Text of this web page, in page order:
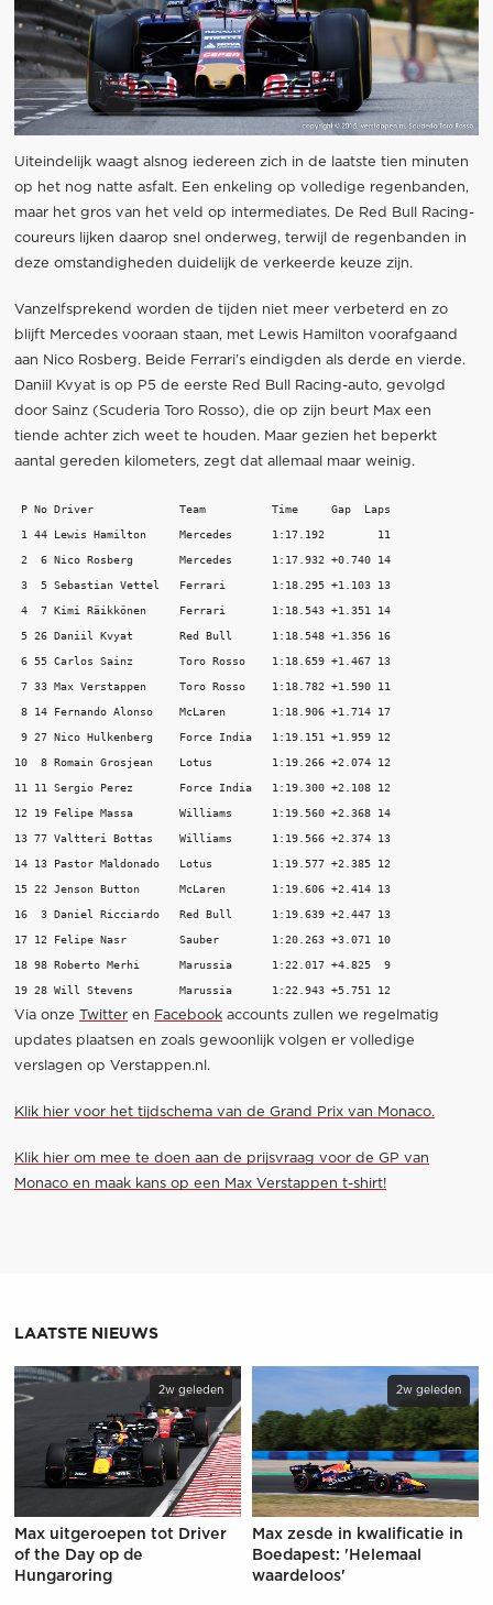
Uiteindelijk waagt alsnog iedereen zich in de laatste tien minuten
op het nog natte asfalt. Een enkeling op volledige regenbanden,
maar het gros van het veld op intermediates. De Red Bull Racing-
coureurs lijken daarop snel onderweg, terwijl de regenbanden in
deze omstandigheden duidelijk de verkeerde keuze zijn.
Vanzelfsprekend worden de tijden niet meer verbeterd en zo
blijft Mercedes vooraan staan, met Lewis Hamilton voorafgaand
aan Nico Rosberg. Beide Ferrari’s eindigden als derde en vierde.
Daniil Kvyat is op P5 de eerste Red Bull Racing-auto, gevolgd
door Sainz (Scuderia Toro Rosso), die op zijn beurt Max een
tiende achter zich weet te houden. Maar gezien het beperkt
aantal gereden kilometers, zegt dat allemaal maar weinig.
P No Driver             Team          Time     Gap  Laps
1 44 Lewis Hamilton     Mercedes      1:17.192        11
2  6 Nico Rosberg       Mercedes      1:17.932 +0.740 14
3  5 Sebastian Vettel   Ferrari       1:18.295 +1.103 13
4  7 Kimi Räikkönen     Ferrari       1:18.543 +1.351 14
5 26 Daniil Kvyat       Red Bull      1:18.548 +1.356 16
6 55 Carlos Sainz       Toro Rosso    1:18.659 +1.467 13
7 33 Max Verstappen     Toro Rosso    1:18.782 +1.590 11
8 14 Fernando Alonso    McLaren       1:18.906 +1.714 17
9 27 Nico Hulkenberg    Force India   1:19.151 +1.959 12
10  8 Romain Grosjean    Lotus         1:19.266 +2.074 12
11 11 Sergio Perez       Force India   1:19.300 +2.108 12
12 19 Felipe Massa       Williams      1:19.560 +2.368 14
13 77 Valtteri Bottas    Williams      1:19.566 +2.374 13
14 13 Pastor Maldonado   Lotus         1:19.577 +2.385 12
15 22 Jenson Button      McLaren       1:19.606 +2.414 13
16  3 Daniel Ricciardo   Red Bull      1:19.639 +2.447 13
17 12 Felipe Nasr        Sauber        1:20.263 +3.071 10
18 98 Roberto Merhi      Marussia      1:22.017 +4.825  9
19 28 Will Stevens       Marussia      1:22.943 +5.751 12
Via onze Twitteren Facebookaccounts zullen we regelmatig
updates plaatsen en zoals gewoonlijk volgen er volledige
verslagen op Verstappen.nl.
Klik hier voor het tijdschema van de Grand Prix van Monaco.
Klik hier om mee te doen aan de prijsvraag voor de GP van
Monaco en maak kans op een Max Verstappen t-shirt!
LAATSTE NIEUWS
2w geleden
Max uitgeroepen tot Driver
of the Day op de
Hungaroring
2w geleden
Max zesde in kwalificatie in
Boedapest: 'Helemaal
waardeloos'